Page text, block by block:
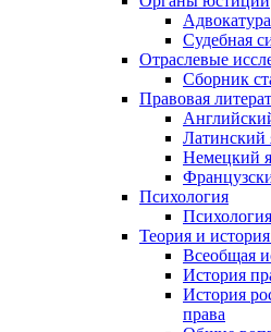
Судебная
Отраслевые
Сборник
Правовая
Латинский
Немецкий
Психология
Теория и
Всеобщая
История
История
права